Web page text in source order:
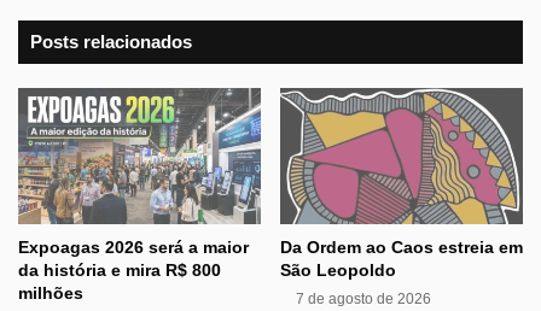
Posts relacionados
Expoagas 2026 será a maior
da história e mira R$ 800
milhões
Da Ordem ao Caos estreia em
São Leopoldo
7 de agosto de 2026